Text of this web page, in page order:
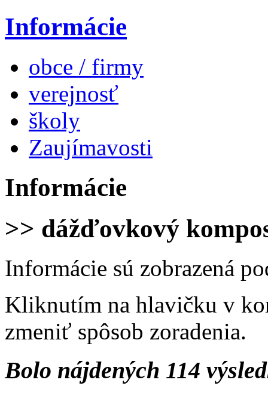
Informácie
obce / firmy
verejnosť
školy
Zaujímavosti
Informácie
>> dážďovkový
Informácie sú zobrazená
Kliknutím na hlavičku v
zmeniť spôsob zoradenia.
Bolo nájdených 114